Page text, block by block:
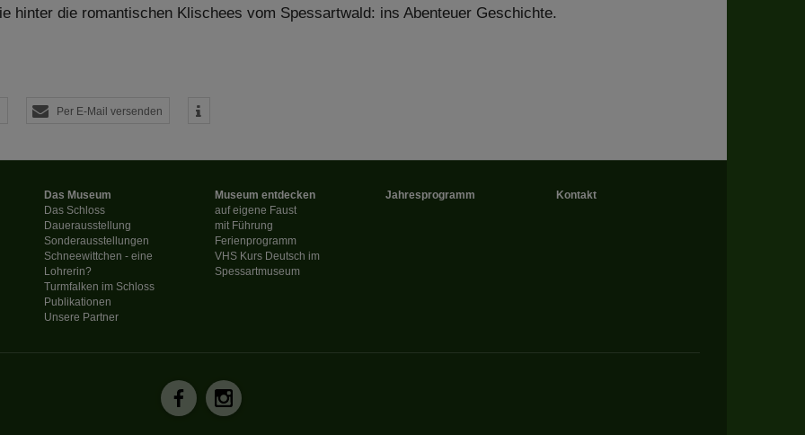
Modus bewirkt laut YouTube, dass YouTube keine Informationen über die Besucher auf dieser
Inhalte
Inhalte auf den Seiten dieser Website eingebunden. Das können Kartendienste wie z.B. Google Maps
einer externen Website.
hinter die romantischen Klischees vom Spessartwald: ins Abenteuer Geschichte.
Per E-Mail versenden
Das Museum
Das Schloss
Dauerausstellung
Sonderausstellungen
Schneewittchen - eine
Lohrerin?
Turmfalken im Schloss
Publikationen
Unsere Partner
Museum entdecken
auf eigene Faust
mit Führung
Ferienprogramm
VHS Kurs Deutsch im
Spessartmuseum
Jahresprogramm Kontakt